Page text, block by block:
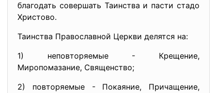
благодать совершать Таинства и пасти стадо
Христово.
Таинства Православной Церкви делятся на:
1) неповторяемые - Крещение,
Миропомазание, Священство;
2) повторяемые - Покаяние, Причащение,